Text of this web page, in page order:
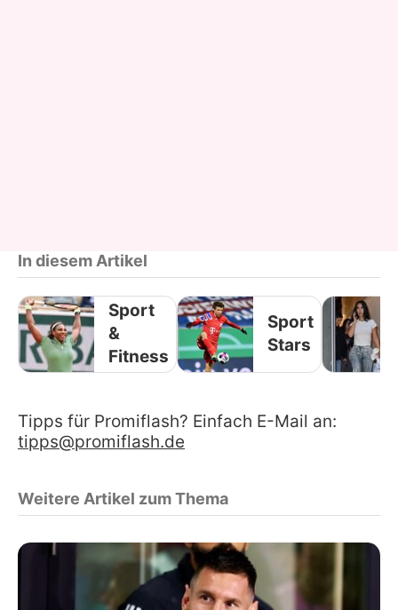
In diesem Artikel
Sport
&
Fitness
Sport
Stars
Tipps für Promiflash? Einfach E-Mail an:
tipps@promiflash.de
Weitere Artikel zum Thema